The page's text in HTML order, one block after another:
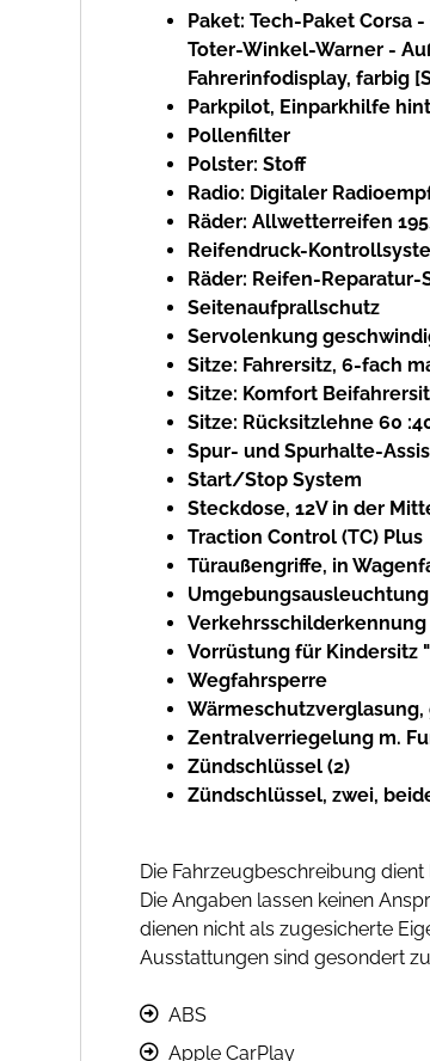
Paket: Tech-Paket
Toter-Winkel-Warner -
Fahrerinfodisplay, farbig
Parkpilot, Einparkhilfe
Pollenfilter
Polster: Stoff
Radio: Digitaler
Räder: Allwetterreifen
Reifendruck-
Räder: Reifen-Reparatur-
Seitenaufprallschutz
Servolenkung
Sitze: Fahrersitz, 6-fach
Sitze: Komfort
Sitze: Rücksitzlehne 60
Spur- und Spurhalte-
Start/Stop System
Steckdose, 12V in der
Traction Control (TC) Plus
Türaußengriffe, in
Umgebungsausleuchtung
Verkehrsschilderkennung
Vorrüstung für Kindersitz
Wegfahrsperre
Zentralverriegelung m.
Zündschlüssel (2)
Zündschlüssel, zwei,
Die Fahrzeugbeschreibung
Die Angaben lassen keinen
dienen nicht als zugesicherte
Ausstattungen sind gesondert
ABS
Apple CarPlay